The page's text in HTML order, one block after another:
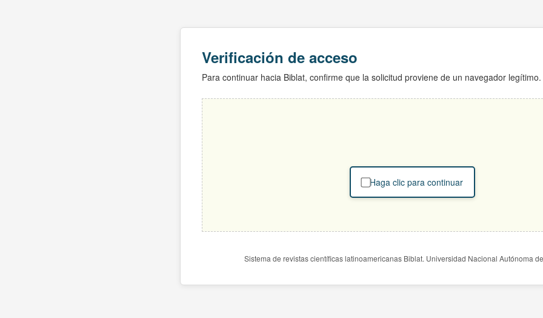
Verificación de acceso
Para continuar hacia Biblat, confirme que la solicitud proviene de un navegador legítimo.
Haga clic para continuar
Sistema de revistas científicas latinoamericanas Biblat. Universidad Nacional Autónoma